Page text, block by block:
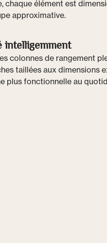
chaque élément est
approximative.
colonnes de rangement
taillées aux dimensions
plus fonctionnelle au